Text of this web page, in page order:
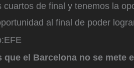
cuartos de final y tenemos la
al final de poder
EFE
que el Barcelona no se mete